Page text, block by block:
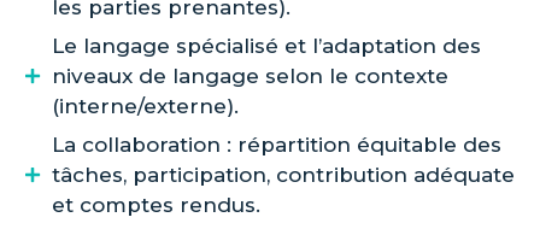
les parties prenantes).
Le langage spécialisé et l’adaptation des
niveaux de langage selon le contexte
(interne/externe).
La collaboration : répartition équitable des
tâches, participation, contribution adéquate
et comptes rendus.